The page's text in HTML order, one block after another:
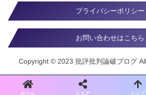
プライバシーポリシー
お問い合わせはこちら
Copyright © 2023 批評批判論破ブログ
ホーム シェア トップ